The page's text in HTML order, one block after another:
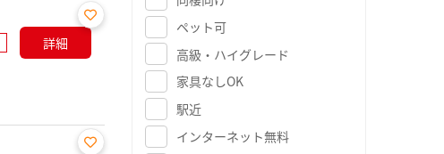
に入
詳細
ペット可
高級・ハイグレード
家具なしOK
駅近
インターネット無料